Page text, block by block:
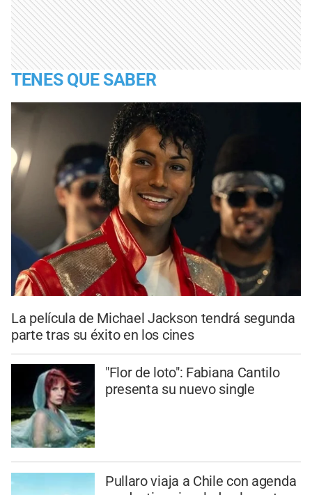
TENES QUE SABER
La película de Michael Jackson tendrá segunda
parte tras su éxito en los cines
"Flor de loto": Fabiana Cantilo
presenta su nuevo single
Pullaro viaja a Chile con agenda